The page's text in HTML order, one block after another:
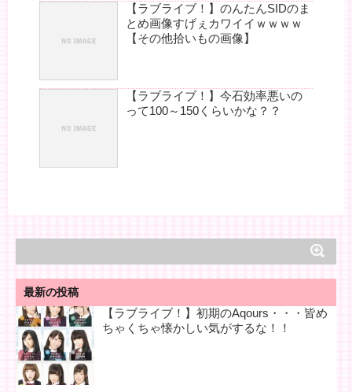
【ラブライブ！】のんたんSIDのま
とめ画像すげぇカワイイｗｗｗｗ
【その他拾いもの画像】
【ラブライブ！】今石効率悪いの
って100～150くらいかな？？
最新の投稿
【ラブライブ！】初期のAqours・・・皆め
ちゃくちゃ懐かしい気がするな！！